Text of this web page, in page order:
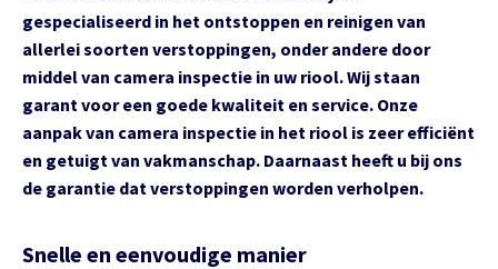
gespecialiseerd in het ontstoppen en reinigen van
allerlei soorten verstoppingen, onder andere door
middel van camera inspectie in uw riool. Wij staan
garant voor een goede kwaliteit en service. Onze
aanpak van camera inspectie in het riool is zeer efficiënt
en getuigt van vakmanschap. Daarnaast heeft u bij ons
de garantie dat verstoppingen worden verholpen.
Snelle en eenvoudige manier